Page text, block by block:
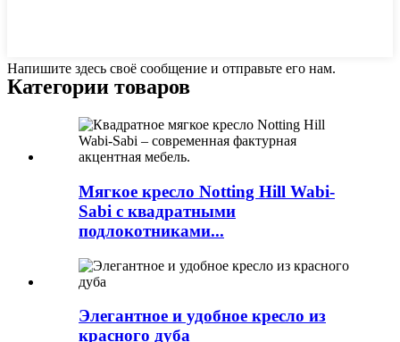
Напишите здесь своё сообщение и отправьте его нам.
Категории товаров
Мягкое кресло Notting Hill Wabi-
Sabi с квадратными
подлокотниками...
Элегантное и удобное кресло из
красного дуба